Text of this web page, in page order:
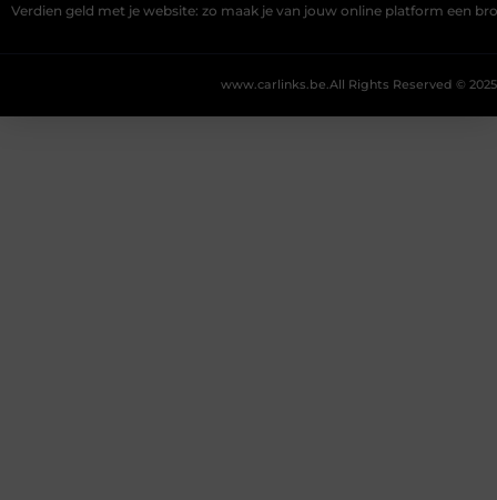
Verdien geld met je website: zo maak je van jouw online platform een
All Rights Reserved © 2025
www.carlinks.be.